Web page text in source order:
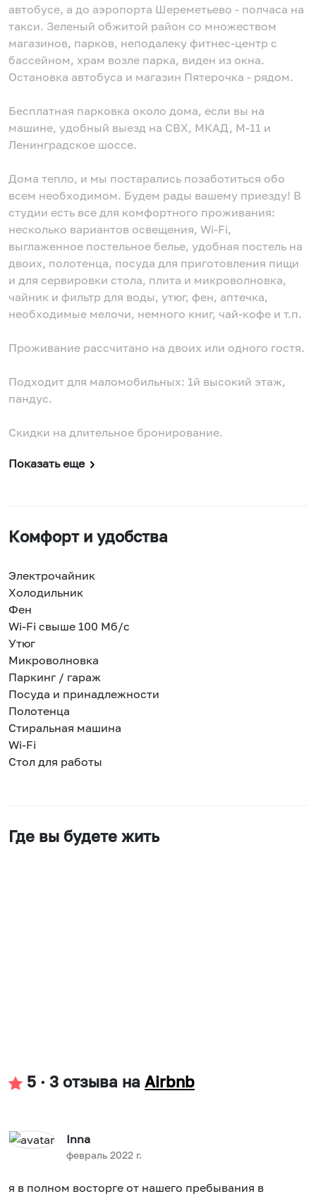
автобусе, а до аэропорта Шереметьево - полчаса на
такси. Зеленый обжитой район со множеством
магазинов, парков, неподалеку фитнес-центр с
бассейном, храм возле парка, виден из окна.
Остановка автобуса и магазин Пятерочка - рядом.
Бесплатная парковка около дома, если вы на
машине, удобный выезд на СВХ, МКАД, М-11 и
Ленинградское шоссе.
Дома тепло, и мы постарались позаботиться обо
всем необходимом. Будем рады вашему приезду! В
студии есть все для комфортного проживания:
несколько вариантов освещения, Wi-Fi,
выглаженное постельное белье, удобная постель на
двоих, полотенца, посуда для приготовления пищи
и для сервировки стола, плита и микроволновка,
чайник и фильтр для воды, утюг, фен, аптечка,
необходимые мелочи, немного книг, чай-кофе и т.п.
Проживание рассчитано на двоих или одного гостя.
Подходит для маломобильных: 1й высокий этаж,
пандус.
Скидки на длительное бронирование.
Показать еще
Комфорт и удобства
Электрочайник
Холодильник
Фен
Wi-Fi свыше 100 Мб/с
Утюг
Микроволновка
Паркинг / гараж
Посуда и принадлежности
Полотенца
Стиральная машина
Wi-Fi
Стол для работы
Где вы будете жить
5 · 3 отзыва на Airbnb
Inna
февраль 2022 г.
я в полном восторге от нашего пребывания в